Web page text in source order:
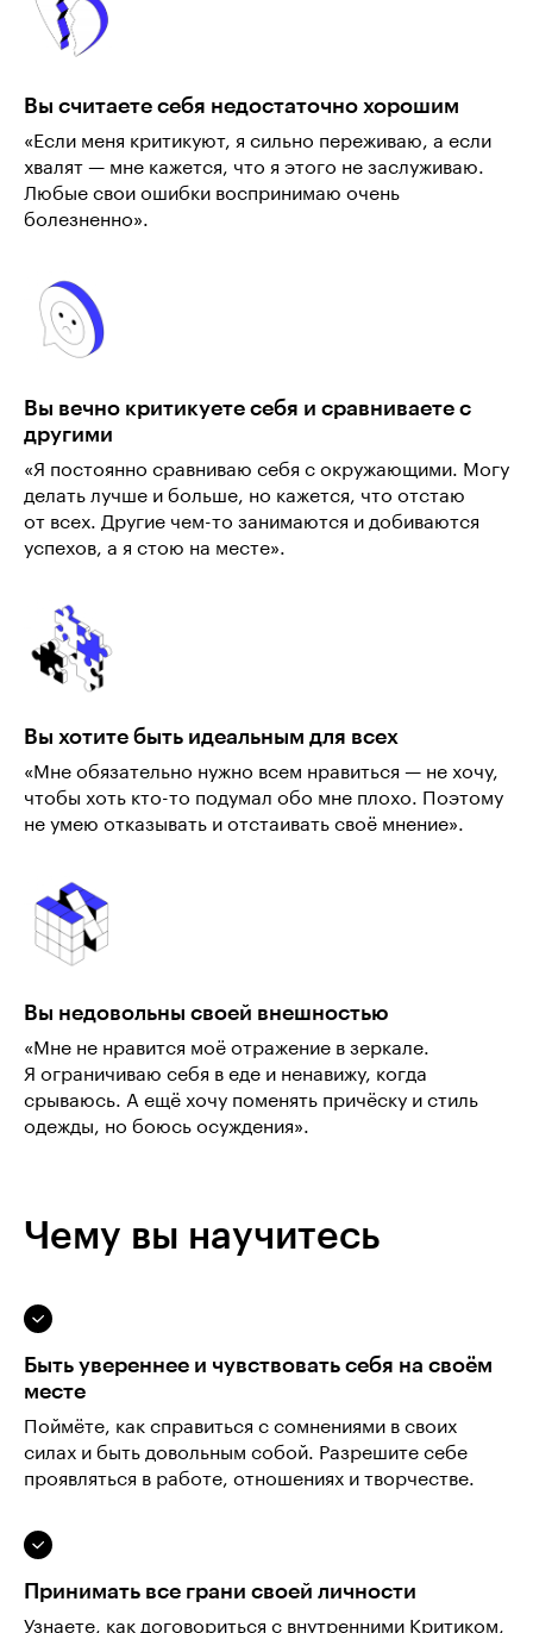
Вы считаете себя недостаточно хорошим
«Если меня критикуют, я сильно переживаю, а если
хвалят — мне кажется, что я этого не заслуживаю.
Любые свои ошибки воспринимаю очень
болезненно».
Вы вечно критикуете себя и сравниваете с
другими
«Я постоянно сравниваю себя с окружающими. Могу
делать лучше и больше, но кажется, что отстаю
от всех. Другие чем-то занимаются и добиваются
успехов, а я стою на месте».
Вы хотите быть идеальным для всех
«Мне обязательно нужно всем нравиться — не хочу,
чтобы хоть кто-то подумал обо мне плохо. Поэтому
не умею отказывать и отстаивать своё мнение».
Вы недовольны своей внешностью
«Мне не нравится моё отражение в зеркале.
Я ограничиваю себя в еде и ненавижу, когда
срываюсь. А ещё хочу поменять причёску и стиль
одежды, но боюсь осуждения».
Чему вы научитесь
Быть увереннее и чувствовать себя на своём
месте
Поймёте, как справиться с сомнениями в своих
силах и быть довольным собой. Разрешите себе
проявляться в работе, отношениях и творчестве.
Принимать все грани своей личности
Узнаете, как договориться с внутренними Критиком,